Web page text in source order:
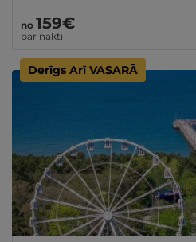
no 159€
par nakti
Derīgs Arī VASARĀ